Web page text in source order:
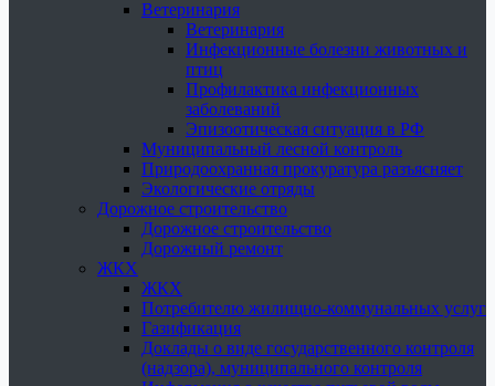
Ветеринария
Ветеринария
Инфекционные болезни животных и
птиц
Профилактика инфекционных
заболеваний
Эпизоотическая ситуация в РФ
Муниципальный лесной контроль
Природоохранная прокуратура разъясняет
Экологические отряды
Дорожное строительство
Дорожное строительство
Дорожный ремонт
ЖКХ
ЖКХ
Потребителю жилищно-коммунальных услуг
Газификация
Доклады о виде государственного контроля
(надзора), муниципального контроля